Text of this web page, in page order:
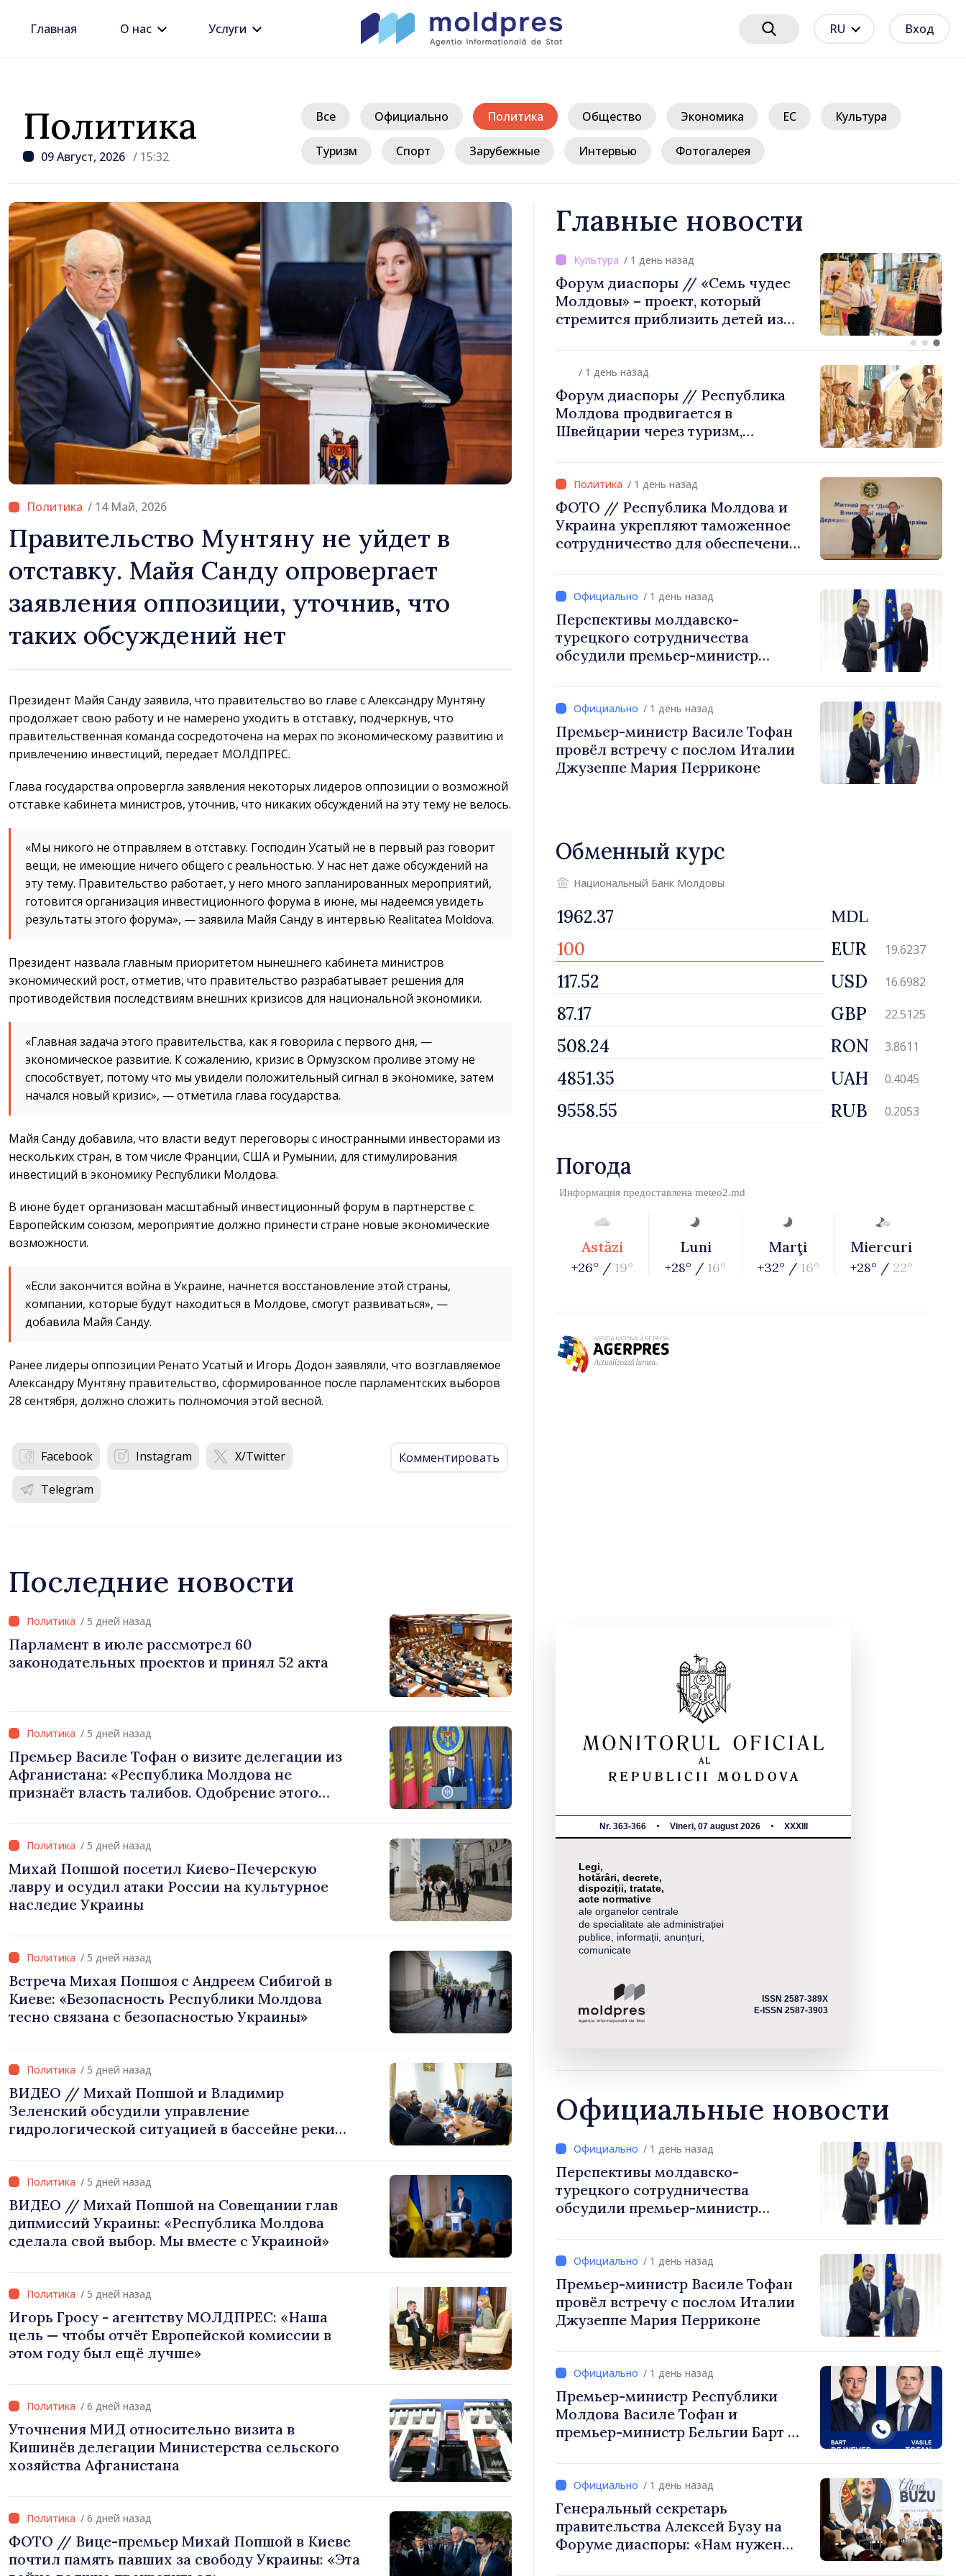
Главная О нас Услуги RU Вход
Политика
09 Август, 2026 / 15:32
Все Официально Политика Общество Экономика ЕС Культура
Туризм Спорт Зарубежные Интервью Фотогалерея
/ 14 Май, 2026
Правительство Мунтяну не уйдет в
отставку. Майя Санду опровергает
заявления оппозиции, уточнив, что
таких обсуждений нет
Президент Майя Санду заявила, что правительство во главе с Александру Мунтяну
продолжает свою работу и не намерено уходить в отставку, подчеркнув, что
правительственная команда сосредоточена на мерах по экономическому развитию и
привлечению инвестиций, передает МОЛДПРЕС.
Глава государства опровергла заявления некоторых лидеров оппозиции о возможной
отставке кабинета министров, уточнив, что никаких обсуждений на эту тему не велось.
«Мы никого не отправляем в отставку. Господин Усатый не в первый раз говорит
вещи, не имеющие ничего общего с реальностью. У нас нет даже обсуждений на
эту тему. Правительство работает, у него много запланированных мероприятий,
готовится организация инвестиционного форума в июне, мы надеемся увидеть
результаты этого форума», — заявила Майя Санду в интервью Realitatea Moldova.
Президент назвала главным приоритетом нынешнего кабинета министров
экономический рост, отметив, что правительство разрабатывает решения для
противодействия последствиям внешних кризисов для национальной экономики.
«Главная задача этого правительства, как я говорила с первого дня, —
экономическое развитие. К сожалению, кризис в Ормузском проливе этому не
способствует, потому что мы увидели положительный сигнал в экономике, затем
начался новый кризис», — отметила глава государства.
Майя Санду добавила, что власти ведут переговоры с иностранными инвесторами из
нескольких стран, в том числе Франции, США и Румынии, для стимулирования
инвестиций в экономику Республики Молдова.
В июне будет организован масштабный инвестиционный форум в партнерстве с
Европейским союзом, мероприятие должно принести стране новые экономические
возможности.
«Если закончится война в Украине, начнется восстановление этой страны,
компании, которые будут находиться в Молдове, смогут развиваться», —
добавила Майя Санду.
Ранее лидеры оппозиции Ренато Усатый и Игорь Додон заявляли, что возглавляемое
Александру Мунтяну правительство, сформированное после парламентских выборов
28 сентября, должно сложить полномочия этой весной.
Facebook Instagram X/Twitter
Telegram
Комментировать
Последние новости
/ 5 дней назад
Парламент в июле рассмотрел 60
законодательных проектов и принял 52 акта
/ 5 дней назад
Премьер Василе Тофан о визите делегации из
Афганистана: «Республика Молдова не
признаёт власть талибов. Одобрение этого
/ 5 дней назад
Михай Попшой посетил Киево-Печерскую
лавру и осудил атаки России на культурное
наследие Украины
/ 5 дней назад
Встреча Михая Попшоя с Андреем Сибигой в
Киеве: «Безопасность Республики Молдова
тесно связана с безопасностью Украины»
/ 5 дней назад
ВИДЕО // Михай Попшой и Владимир
Зеленский обсудили управление
гидрологической ситуацией в бассейне реки
/ 5 дней назад
ВИДЕО // Михай Попшой на Совещании глав
дипмиссий Украины: «Республика Молдова
сделала свой выбор. Мы вместе с Украиной»
/ 5 дней назад
Игорь Гросу - агентству МОЛДПРЕС: «Наша
цель — чтобы отчёт Европейской комиссии в
этом году был ещё лучше»
/ 6 дней назад
Уточнения МИД относительно визита в
Кишинёв делегации Министерства сельского
хозяйства Афганистана
/ 6 дней назад
ФОТО // Вице-премьер Михай Попшой в Киеве
почтил память павших за свободу Украины: «Эта
Главные новости
/ 1 день назад
Джозеф Беркхалтер утверждён
Сенатом США в должности
будущего посла в Республике
Молдова
/ 1 день назад
Форум диаспоры // «Семь чудес
Молдовы» – проект, который
стремится приблизить детей из
/ 1 день назад
Форум диаспоры // Республика
Молдова продвигается в
Швейцарии через туризм,
/ 1 день назад
ФОТО // Республика Молдова и
Украина укрепляют таможенное
сотрудничество для обеспечения
в Могилёв-Подольском
/ 1 день назад
Перспективы молдавско-
турецкого сотрудничества
обсудили премьер-министр
/ 1 день назад
Премьер-министр Василе Тофан
провёл встречу с послом Италии
Джузеппе Мария Перриконе
Обменный курс
Национальный Банк Молдовы
MDL
EUR 19.6237
USD 16.6982
GBP 22.5125
RON 3.8611
UAH 0.4045
RUB 0.2053
Погода
Информация предоставлена meteo2.md
Astăzi
+26° / 19°
Luni
+28° / 16°
Marţi
+32° / 16°
Miercuri
+28° / 22°
Nr. 363-366 Vineri, 07 august 2026 XXXIII
Legi,
hotărâri, decrete,
dispoziții, tratate,
acte normative
ale organelor centrale
de specialitate ale administrației
publice, informații, anunțuri,
comunicate
ISSN 2587-389X
E-ISSN 2587-3903
Официальные новости
/ 1 день назад
Перспективы молдавско-
турецкого сотрудничества
обсудили премьер-министр
/ 1 день назад
Премьер-министр Василе Тофан
провёл встречу с послом Италии
Джузеппе Мария Перриконе
/ 1 день назад
Премьер-министр Республики
Молдова Василе Тофан и
премьер-министр Бельгии Барт де
/ 1 день назад
Генеральный секретарь
правительства Алексей Бузу на
Форуме диаспоры: «Нам нужен